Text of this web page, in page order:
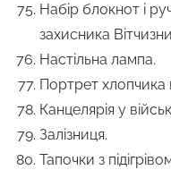
Набір блокнот і
захисника
Настільна лампа.
Портрет хлопчика
Канцелярія у
Залізниця.
Тапочки з